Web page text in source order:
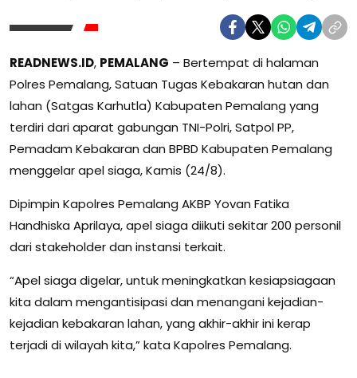
READNEWS.ID, PEMALANG – Bertempat di halaman
Polres Pemalang, Satuan Tugas Kebakaran hutan dan
lahan (Satgas Karhutla) Kabupaten Pemalang yang
terdiri dari aparat gabungan TNI-Polri, Satpol PP,
Pemadam Kebakaran dan BPBD Kabupaten Pemalang
menggelar apel siaga, Kamis (24/8).
Dipimpin Kapolres Pemalang AKBP Yovan Fatika
Handhiska Aprilaya, apel siaga diikuti sekitar 200 personil
dari stakeholder dan instansi terkait.
“Apel siaga digelar, untuk meningkatkan kesiapsiagaan
kita dalam mengantisipasi dan menangani kejadian-
kejadian kebakaran lahan, yang akhir-akhir ini kerap
terjadi di wilayah kita,” kata Kapolres Pemalang.